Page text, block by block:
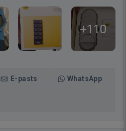
+110
E-pasts WhatsApp